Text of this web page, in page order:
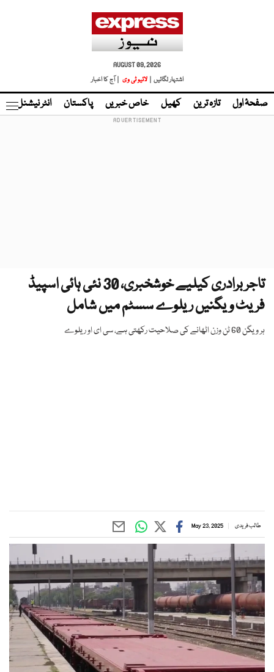
AUGUST 09, 2026
اشتہار لگائیں |
لائیو ٹی وی | آج کا اخبار
صفحۂ اول تازہ ترین کھیل خاص خبریں پاکستان انٹر نیشنل
تاجر برادری کیلیے خوشخبری، 30 نئی ہائی اسپیڈ
فریٹ ویگنیں ریلوے سسٹم میں شامل
ہر ویگن 60 ٹن وزن اٹھانے کی صلاحیت رکھتی ہے، سی ای او ریلوے
طالب فریدی May 23, 2025